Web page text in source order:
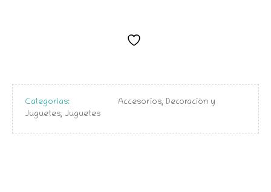
Categorías:
Accesorios, Decoración y
Juguetes, Juguetes